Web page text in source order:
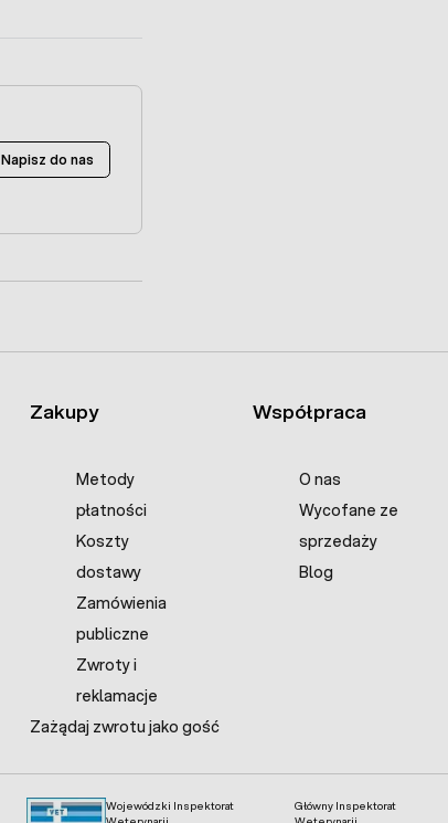
Napisz do nas
Zakupy
Metody
płatności
Koszty
dostawy
Zamówienia
publiczne
Zwroty i
reklamacje
Zażądaj zwrotu jako gość
Współpraca
O nas
Wycofane ze
sprzedaży
Blog
Wojewódzki Inspektorat
Główny Inspektorat